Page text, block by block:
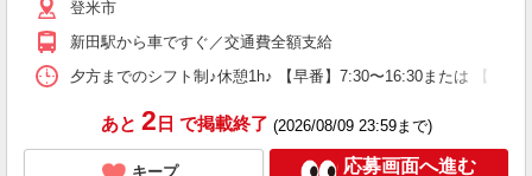
登米市
新田駅から車ですぐ／交通費全額支給
夕方までのシフト制♪休憩1h♪ 【早番】7:30〜16:30または 【日
あと 2 日 で掲載終了 (2026/08/09 23:59まで)
キープ 応募画面へ進む